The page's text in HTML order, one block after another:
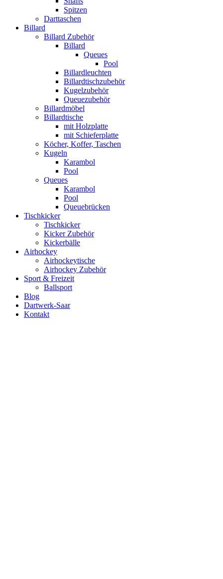
Spitzen
Darttaschen
Billard
Billard Zubehör
Billard
Queues
Pool
Billardleuchten
Billardtischzubehör
Kugelzubehör
Queuezubehör
Billardmöbel
Billardtische
mit Holzplatte
mit Schieferplatte
Köcher, Koffer, Taschen
Kugeln
Karambol
Pool
Queues
Karambol
Pool
Queuebrücken
Tischkicker
Tischkicker
Kicker Zubehör
Kickerbälle
Airhockey
Airhockeytische
Airhockey Zubehör
Sport & Freizeit
Ballsport
Blog
Dartwerk-Saar
Kontakt